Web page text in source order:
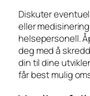
Diskuter
eller
helsepersonell.
deg med å
din til dine
får best mulig